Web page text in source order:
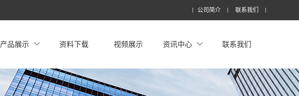
公司简介 联系我们
产品展示 资料下载 视频展示 资讯中心 联系我们